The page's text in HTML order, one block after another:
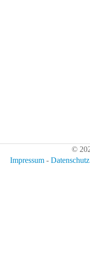
©
Impressum - Datenschutz